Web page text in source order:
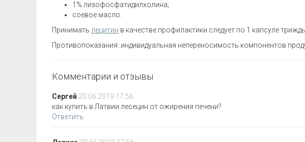
1% лизофосфатидилхолина;
соевое масло.
Принимать лецитин в качестве профилактики следует по 1 капсуле
Противопоказания: индивидуальная непереносимость компонентов
Комментарии и отзывы
Сергей 20.06.2019 17:56
как купить в Латвии лесецин от ожирения печени?
Ответить